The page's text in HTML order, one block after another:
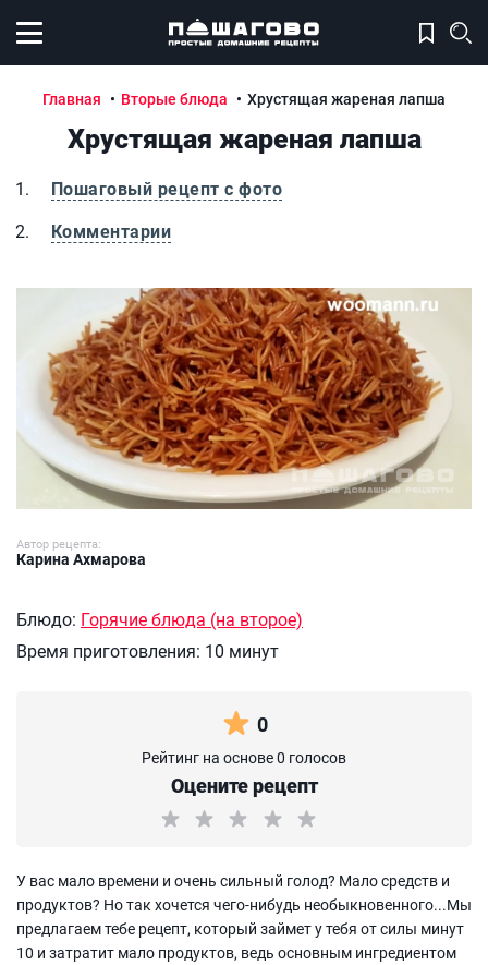
Открыть меню
Главная Вторые блюда Хрустящая жареная лапша
Хрустящая жареная лапша
Пошаговый рецепт с фото
Комментарии
Хрустящая жареная лапша
Автор рецепта:
Карина Ахмарова
Блюдо: Горячие блюда (на второе)
Время приготовления: 10 минут
0
Рейтинг на основе 0 голосов
Оцените рецепт
У вас мало времени и очень сильный голод? Мало средств и
продуктов? Но так хочется чего-нибудь необыкновенного...Мы
предлагаем тебе рецепт, который займет у тебя от силы минут
10 и затратит мало продуктов, ведь основным ингредиентом